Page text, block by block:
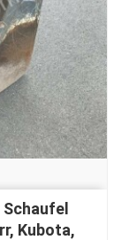
Kubota,